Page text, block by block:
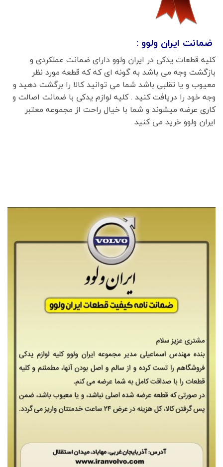
ضمانت ایران ولوو :
کلیه قطعات یدکی در ایران ولوو دارای ضمانت عملکردی و
بازگشت وجه می باشد به گونه ای که که قطعه مورد نظر
معیوب و یا تقلبی باشد شما می توانید کالا را برگشت دهید و
وجه خود را دریافت کنید . کلیه لوازم یدکی با ضمانت اصالت و
کاری عرضه میشوند و شما با خیال راحت از مجموعه معتبر
ایران ولوو خرید می کنید